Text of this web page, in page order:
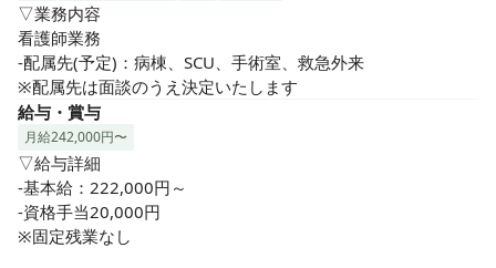
◆未破裂脳動脈瘤脳血管内手術　患者数が多い病院ランキン
グ全国1位
「病院情報局」に掲載されました
◆脳血管疾患の治療数(動脈瘤の手術件数)全国2位/九州・沖縄
1位
「手術数でわかる いい病院 2023」に掲載されました
◆経験豊かな脳神経外科専門医集団
手術実績1,024件/年
2021年4月ｰ2022年3月
◆大学病院レベルの最先端の設備環境
▽業務内容
看護師業務
-配属先(予定)：病棟、SCU、手術室、救急外来
※配属先は面談のうえ決定いたします
給与・賞与
月給242,000円〜
▽給与詳細
-基本給：222,000円～
-資格手当20,000円
※固定残業なし